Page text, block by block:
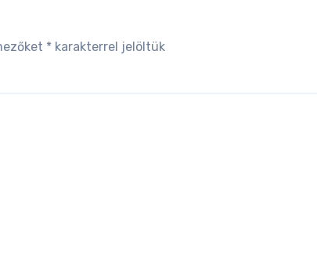
* karakterrel jelöltük